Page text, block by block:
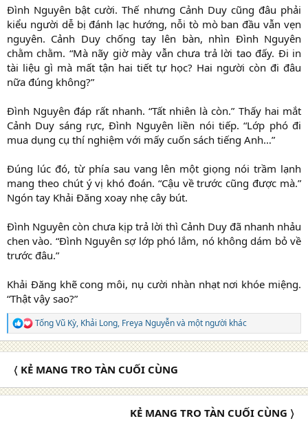
Đình Nguyên bật cười. Thế nhưng Cảnh Duy cũng đâu phải
kiểu người dễ bị đánh lạc hướng, nỗi tò mò ban đầu vẫn vẹn
nguyên. Cảnh Duy chống tay lên bàn, nhìn Đình Nguyên
chằm chằm. “Mà nãy giờ mày vẫn chưa trả lời tao đấy. Đi in
tài liệu gì mà mất tận hai tiết tự học? Hai người còn đi đâu
nữa đúng không?”
Đình Nguyên đáp rất nhanh. “Tất nhiên là còn.” Thấy hai mắt
Cảnh Duy sáng rực, Đình Nguyên liền nói tiếp. “Lớp phó đi
mua dụng cụ thí nghiệm với mấy cuốn sách tiếng Anh…”
Đúng lúc đó, từ phía sau vang lên một giọng nói trầm lạnh
mang theo chút ý vị khó đoán. “Cậu về trước cũng được mà.”
Ngón tay Khải Đăng xoay nhẹ cây bút.
Đình Nguyên còn chưa kịp trả lời thì Cảnh Duy đã nhanh nhảu
chen vào. “Đình Nguyên sợ lớp phó lắm, nó không dám bỏ về
trước đâu.”
Khải Đăng khẽ cong môi, nụ cười nhàn nhạt nơi khóe miệng.
“Thật vậy sao?”​
R
e
a
o
Tống Vũ Kỳ, Khải Long, Freya Nguyễnvà một người khác
〈 KẺ MANG TRO TÀN CUỐI CÙNG
KẺ MANG TRO TÀN CUỐI CÙNG 〉